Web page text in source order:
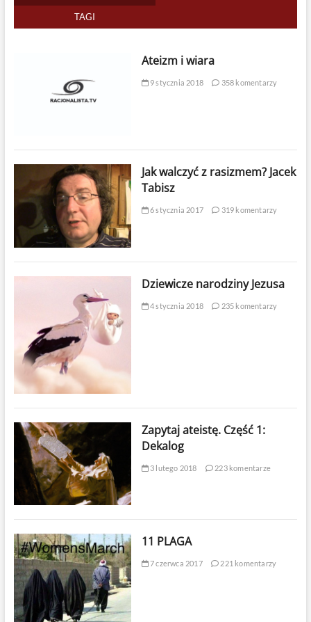
TAGI
Ateizm i wiara
9 stycznia 2018 358 komentarzy
Jak walczyć z rasizmem? Jacek
Tabisz
6 stycznia 2017 319 komentarzy
Dziewicze narodziny Jezusa
4 stycznia 2018 235 komentarzy
Zapytaj ateistę. Część 1:
Dekalog
3 lutego 2018 223 komentarze
11 PLAGA
7 czerwca 2017 221 komentarzy